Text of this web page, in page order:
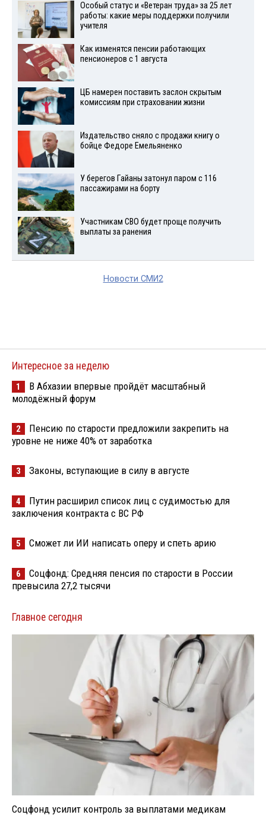
Особый статус и «Ветеран труда» за 25 лет
работы: какие меры поддержки получили
учителя
Как изменятся пенсии работающих
пенсионеров с 1 августа
ЦБ намерен поставить заслон скрытым
комиссиям при страховании жизни
Издательство сняло с продажи книгу о
бойце Федоре Емельяненко
У берегов Гайаны затонул паром с 116
пассажирами на борту
Участникам СВО будет проще получить
выплаты за ранения
Новости СМИ2
Интересное за неделю
1
В Абхазии впервые пройдёт масштабный
молодёжный форум
2
Пенсию по старости предложили закрепить на
уровне не ниже 40% от заработка
3 Законы, вступающие в силу в августе
4
Путин расширил список лиц с судимостью для
заключения контракта с ВС РФ
5 Сможет ли ИИ написать оперу и спеть арию
6
Соцфонд: Средняя пенсия по старости в России
превысила 27,2 тысячи
Главное сегодня
Соцфонд усилит контроль за выплатами медикам